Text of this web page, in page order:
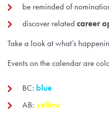
be reminded of
discover related career
Take a look at what’s
Events on the calendar are
BC: blue
AB: yellow